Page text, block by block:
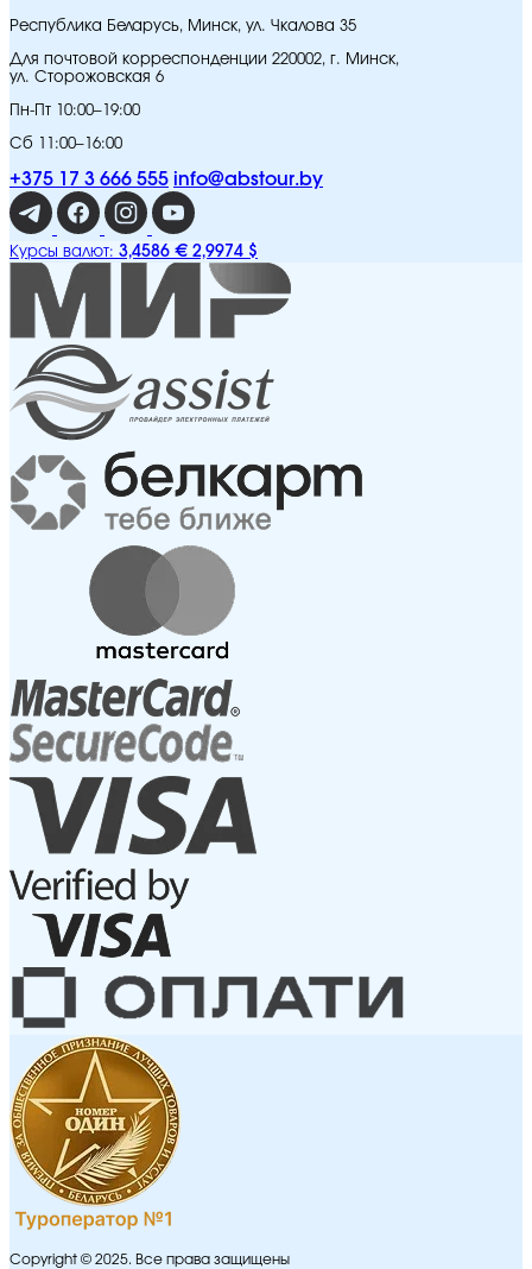
Республика Беларусь, Минск, ул. Чкалова 35
Для почтовой корреспонденции 220002, г. Минск,
ул. Сторожовская 6
Пн-Пт 10:00–19:00
Сб 11:00–16:00
+375 17 3 666 555 info@abstour.by
Курсы валют: 3,4586 € 2,9974 $
Copyright © 2025. Все права защищены